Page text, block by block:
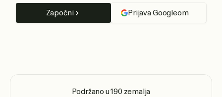
Započni Prijava Googleom
Podržano u 190 zemalja